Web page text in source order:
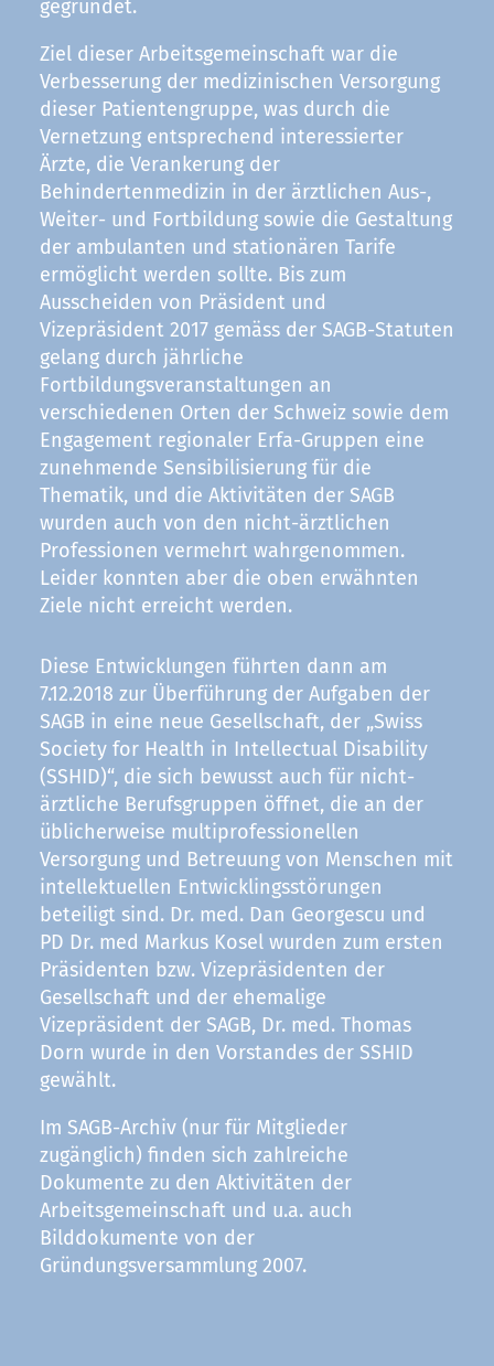
gegründet.
Ziel dieser Arbeitsgemeinschaft war die
Verbesserung der medizinischen Versorgung
dieser Patientengruppe, was durch die
Vernetzung entsprechend interessierter
Ärzte, die Verankerung der
Behindertenmedizin in der ärztlichen Aus-,
Weiter- und Fortbildung sowie die Gestaltung
der ambulanten und stationären Tarife
ermöglicht werden sollte. Bis zum
Ausscheiden von Präsident und
Vizepräsident 2017 gemäss der SAGB-Statuten
gelang durch jährliche
Fortbildungsveranstaltungen an
verschiedenen Orten der Schweiz sowie dem
Engagement regionaler Erfa-Gruppen eine
zunehmende Sensibilisierung für die
Thematik, und die Aktivitäten der SAGB
wurden auch von den nicht-ärztlichen
Professionen vermehrt wahrgenommen.
Leider konnten aber die oben erwähnten
Ziele nicht erreicht werden.
Diese Entwicklungen führten dann am
7.12.2018 zur Überführung der Aufgaben der
SAGB in eine neue Gesellschaft, der „Swiss
Society for Health in Intellectual Disability
(SSHID)“, die sich bewusst auch für nicht-
ärztliche Berufsgruppen öffnet, die an der
üblicherweise multiprofessionellen
Versorgung und Betreuung von Menschen mit
intellektuellen Entwicklingsstörungen
beteiligt sind. Dr. med. Dan Georgescu und
PD Dr. med Markus Kosel wurden zum ersten
Präsidenten bzw. Vizepräsidenten der
Gesellschaft und der ehemalige
Vizepräsident der SAGB, Dr. med. Thomas
Dorn wurde in den Vorstandes der SSHID
gewählt.
Im SAGB-Archiv (nur für Mitglieder
zugänglich) finden sich zahlreiche
Dokumente zu den Aktivitäten der
Arbeitsgemeinschaft und u.a. auch
Bilddokumente von der
Gründungsversammlung 2007.